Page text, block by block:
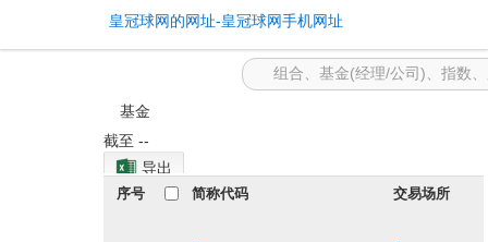
etf基金 -皇冠球网的网址
皇冠球网的网址-皇冠球网手机网址
基金
截至 --
导出
序号 简称代码 交易场所